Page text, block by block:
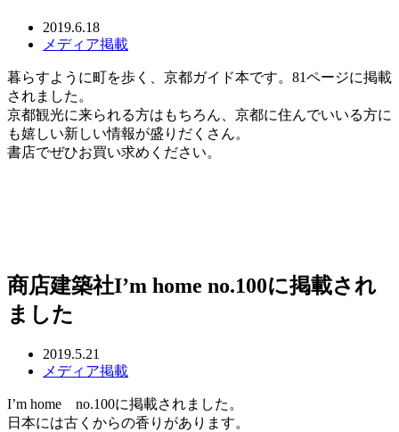
2019.6.18
メディア掲載
暮らすように町を歩く、京都ガイド本です。81ページに掲載
されました。
京都観光に来られる方はもちろん、京都に住んでいいる方に
も嬉しい新しい情報が盛りだくさん。
書店でぜひお買い求めください。
商店建築社I’m home no.100に掲載され
ました
2019.5.21
メディア掲載
I’m home no.100に掲載されました。
日本には古くからの香りがあります。